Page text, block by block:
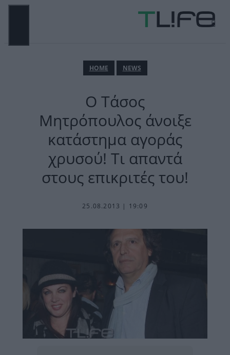
Μετάβαση
ΗΟΜΕ NEWS
O Tάσος
Mητρόπουλος άνοιξε
κατάστημα αγοράς
χρυσού! Τι απαντά
στους επικριτές του!
25.08.2013 | 19:09